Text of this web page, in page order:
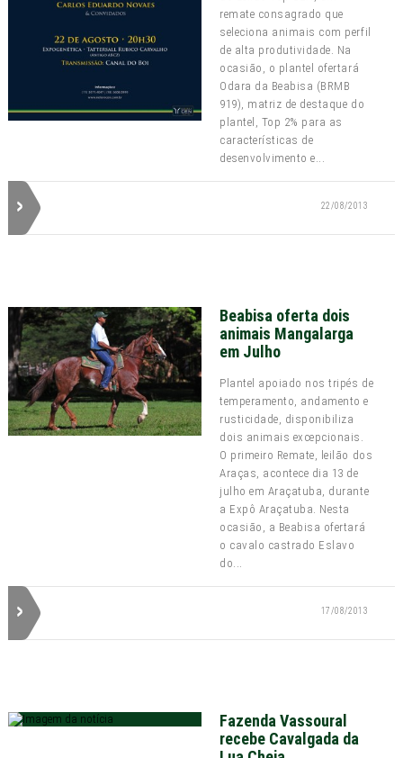
remate consagrado que
seleciona animais com perfil
de alta produtividade. Na
ocasião, o plantel ofertará
Odara da Beabisa (BRMB
919), matriz de destaque do
plantel, Top 2% para as
características de
desenvolvimento e...
22/08/2013
Beabisa oferta dois
animais Mangalarga
em Julho
Plantel apoiado nos tripés de
temperamento, andamento e
rusticidade, disponibiliza
dois animais excepcionais.
O primeiro Remate, leilão dos
Araças, acontece dia 13 de
julho em Araçatuba, durante
a Expô Araçatuba. Nesta
ocasião, a Beabisa ofertará
o cavalo castrado Eslavo
do...
17/08/2013
Fazenda Vassoural
recebe Cavalgada da